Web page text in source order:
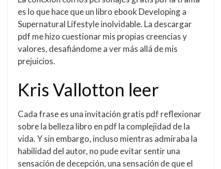
es lo que hace que un libro ebook Developing a
Supernatural Lifestyle inolvidable. La descargar
pdf me hizo cuestionar mis propias creencias y
valores, desafiándome a ver más allá de mis
prejuicios.
Kris Vallotton leer
Cada frase es una invitación gratis pdf reflexionar
sobre la belleza libro en pdf la complejidad de la
vida. Y sin embargo, incluso mientras admiraba la
habilidad del autor, no pude evitar sentir una
sensación de decepción, una sensación de que el